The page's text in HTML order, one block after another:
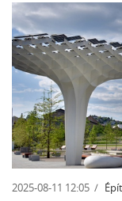
2025-08-11 12:05